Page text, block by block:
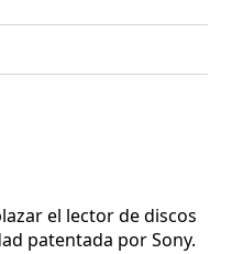
el lector de discos
patentada por Sony.